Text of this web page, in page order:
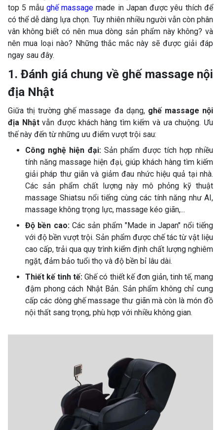
top 5 mẫu ghế massage made in Japan được yêu thích để
có thể dễ dàng lựa chọn. Tuy nhiên nhiều người vẫn còn phân
vân không biết có nên mua dòng sản phẩm này không? và
nên mua loại nào? Những thắc mắc này sẽ được giải đáp
ngay sau đây.
1. Đánh giá chung về ghế massage nội
địa Nhật
Giữa thị trường ghế massage đa dạng, ghế massage nội
địa Nhậtvẫn được khách hàng tìm kiếm và ưa chuộng. Ưu
thế này đến từ những ưu điểm vượt trội sau:
Công nghệ hiện đại:Sản phẩm được tích hợp nhiều
tính năng massage hiện đại, giúp khách hàng tìm kiếm
giải pháp thư giãn và giảm đau nhức hiệu quả tại nhà.
Các sản phẩm chất lượng này mô phỏng kỹ thuật
massage Shiatsu nổi tiếng cùng các tính năng như AI,
massage không trọng lực, massage kéo giãn,...
Độ bền cao: Các sản phẩm "Made in Japan" nổi tiếng
với độ bền vượt trội. Sản phẩm được chế tác từ vật liệu
cao cấp, trải qua quy trình kiểm định chất lượng nghiêm
ngặt, đảm bảo tuổi thọ và độ bền bỉ lâu dài.
Thiết kế tinh tế: Ghế có thiết kế đơn giản, tinh tế, mang
đậm phong cách Nhật Bản. Sản phẩm không chỉ cung
cấp các dòng ghế massage thư giãn mà còn là món đồ
nội thất sang trọng, phù hợp với nhiều không gian.